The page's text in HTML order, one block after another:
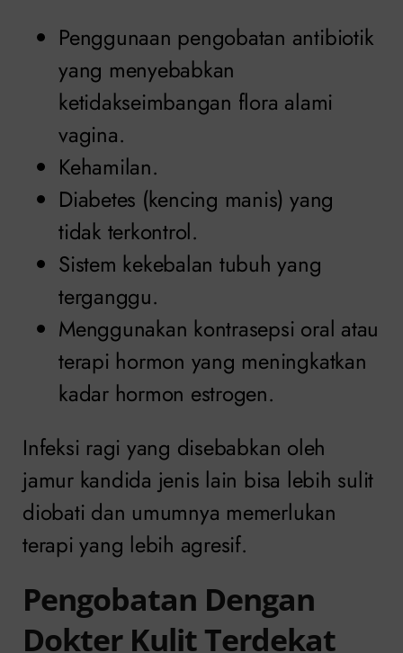
Penggunaan pengobatan antibiotik
yang menyebabkan
ketidakseimbangan flora alami
vagina.
Kehamilan.
Diabetes (kencing manis) yang
tidak terkontrol.
Sistem kekebalan tubuh yang
terganggu.
Menggunakan kontrasepsi oral atau
terapi hormon yang meningkatkan
kadar hormon estrogen.
Infeksi ragi yang disebabkan oleh
jamur kandida jenis lain bisa lebih sulit
diobati dan umumnya memerlukan
terapi yang lebih agresif.
Pengobatan Dengan
Dokter Kulit Terdekat